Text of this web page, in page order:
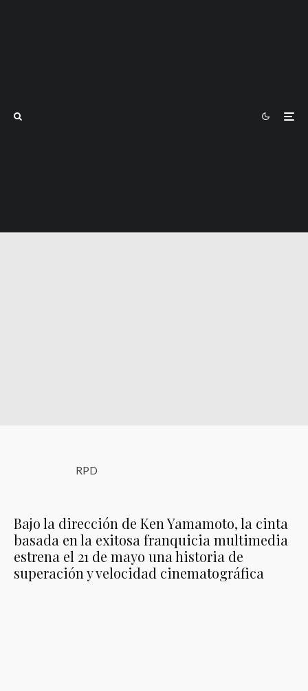
RPD
Bajo la dirección de Ken Yamamoto, la cinta
basada en la exitosa franquicia multimedia
estrena el 21 de mayo una historia de
superación y velocidad cinematográfica